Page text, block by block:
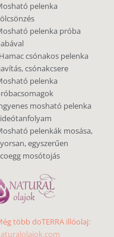
pelenka
pelenka próba
Hamac csónakos pelenka
javítás, csónakcsere
pelenka
mosható pelenka
pelenkák mosása,
egyszerűen
mosótojás
több doTERRA illóolaj: